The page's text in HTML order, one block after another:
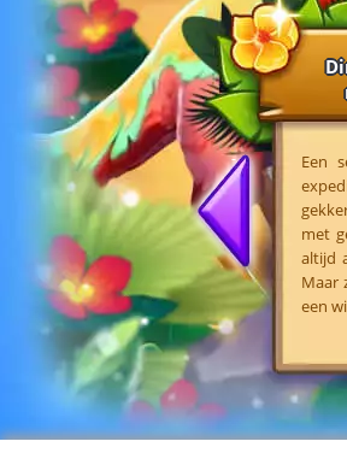
Een
met
altijd
Maar
een